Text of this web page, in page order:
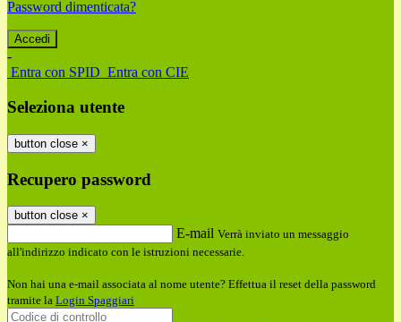
Password dimenticata?
-
Entra con SPID Entra con CIE
Seleziona utente
button close ×
Recupero password
button close ×
E-mail Verrà inviato un messaggio
all'indirizzo indicato con le istruzioni necessarie.
Non hai una e-mail associata al nome utente? Effettua il reset della password
tramite la Login Spaggiari